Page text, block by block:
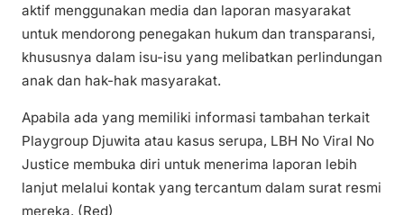
aktif menggunakan media dan laporan masyarakat
untuk mendorong penegakan hukum dan transparansi,
khususnya dalam isu-isu yang melibatkan perlindungan
anak dan hak-hak masyarakat.
Apabila ada yang memiliki informasi tambahan terkait
Playgroup Djuwita atau kasus serupa, LBH No Viral No
Justice membuka diri untuk menerima laporan lebih
lanjut melalui kontak yang tercantum dalam surat resmi
mereka. (Red)